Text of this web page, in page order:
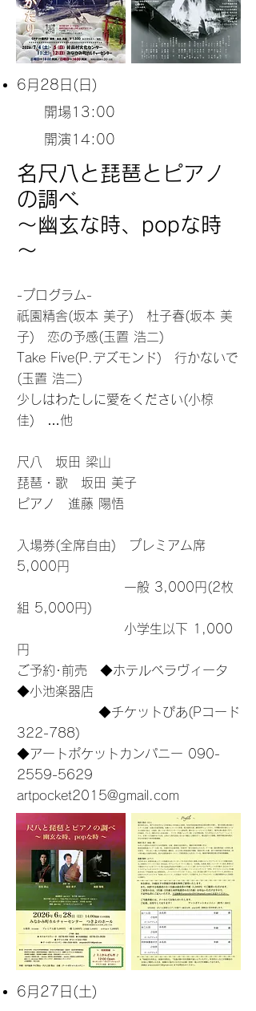
6月28 日(日)
開場13:00
開演14:00
名尺八と琵琶とピアノ
の調べ
～幽玄な時、popな時
～
-プログラム-
祇園精舎(坂本 美子) 杜子春(坂本 美
子) 恋の予感(玉置 浩二)
Take Five(P.デズモンド) 行かないで
(玉置 浩二)
少しはわたしに愛をください(小椋
佳) …他
尺八 坂田 梁山
琵琶・歌 坂田 美子
ピアノ 進藤 陽悟
入場券(全席自由) プレミアム席
5,000円​
一般 3,000円(2枚
組 5,000円)
小学生以下 1,000
円
ご予約･前売 ◆ホテルベラヴィータ
◆小池楽器店
◆チケットぴあ(Pコード
322-788)
◆アートポケットカンパニー 090-
2559-5629
artpocket2015@gmail.com
6月27 日(土)